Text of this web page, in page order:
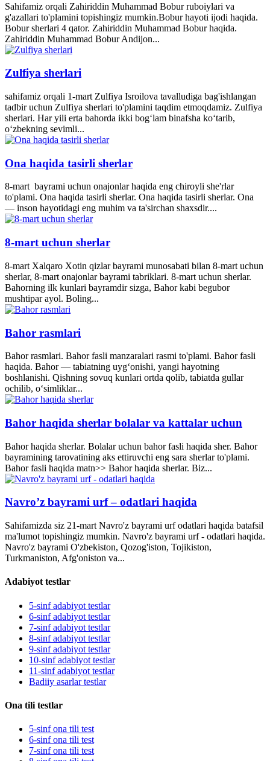
Sahifamiz orqali Zahiriddin Muhammad Bobur ruboiylari va
g'azallari to'plamini topishingiz mumkin.Bobur hayoti ijodi haqida.
Bobur sherlari 4 qator. Zahiriddin Muhammad Bobur haqida.
Zahiriddin Muhammad Bobur Andijon...
Zulfiya sherlari
sahifamiz orqali 1-mart Zulfiya Isroilova tavalludiga bag'ishlangan
tadbir uchun Zulfiya sherlari to'plamini taqdim etmoqdamiz. Zulfiya
sherlari. Har yili erta bahorda ikki bogʻlam binafsha koʻtarib,
oʻzbekning sevimli...
Ona haqida tasirli sherlar
8-mart bayrami uchun onajonlar haqida eng chiroyli she'rlar
to'plami. Ona haqida tasirli sherlar. Ona haqida tasirli sherlar. Ona
— inson hayotidagi eng muhim va ta'sirchan shaxsdir....
8-mart uchun sherlar
8-mart Xalqaro Xotin qizlar bayrami munosabati bilan 8-mart uchun
sherlar, 8-mart onajonlar bayrami tabriklari. 8-mart uchun sherlar.
Bahorning ilk kunlari bayramdir sizga, Bahor kabi begubor
mushtipar ayol. Boling...
Bahor rasmlari
Bahor rasmlari. Bahor fasli manzaralari rasmi to'plami. Bahor fasli
haqida. Bahor — tabiatning uyg‘onishi, yangi hayotning
boshlanishi. Qishning sovuq kunlari ortda qolib, tabiatda gullar
ochilib, o‘simliklar...
Bahor haqida sherlar bolalar va kattalar uchun
Bahor haqida sherlar. Bolalar uchun bahor fasli haqida sher. Bahor
bayramining tarovatining aks ettiruvchi eng sara sherlar to'plami.
Bahor fasli haqida matn>> Bahor haqida sherlar. Biz...
Navro’z bayrami urf – odatlari haqida
Sahifamizda siz 21-mart Navro'z bayrami urf odatlari haqida batafsil
ma'lumot topishingiz mumkin. Navro'z bayrami urf - odatlari haqida.
Navro'z bayrami O'zbekiston, Qozog'iston, Tojikiston,
Turkmaniston, Afg'oniston va...
Adabiyot testlar
5-sinf adabiyot testlar
6-sinf adabiyot testlar
7-sinf adabiyot testlar
8-sinf adabiyot testlar
9-sinf adabiyot testlar
10-sinf adabiyot testlar
11-sinf adabiyot testlar
Badiiy asarlar testlar
Ona tili testlar
5-sinf ona tili test
6-sinf ona tili test
7-sinf ona tili test